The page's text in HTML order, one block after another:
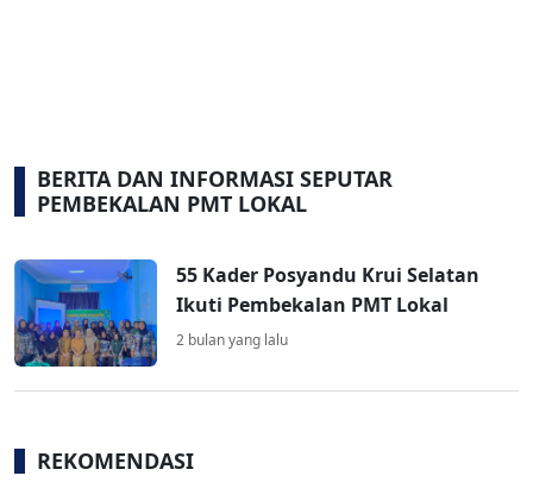
BERITA DAN INFORMASI SEPUTAR
PEMBEKALAN PMT LOKAL
55 Kader Posyandu Krui Selatan
Ikuti Pembekalan PMT Lokal
2 bulan yang lalu
REKOMENDASI